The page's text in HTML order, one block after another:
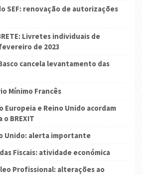
SEF: renovação de autorizações
Livretes individuais de
de 2023
cancela levantamento das
Mínimo Francês
Europeia e Reino Unido acordam
BREXIT
Unido: alerta importante
Fiscais: atividade económica
Profissional: alterações ao